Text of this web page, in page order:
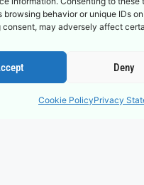
browsing behavior or unique IDs
may adversely affect
Deny
Cookie PolicyPrivacy
Subscribe